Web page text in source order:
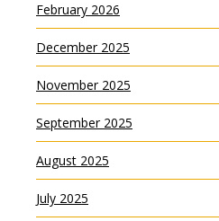
February 2026
December 2025
November 2025
September 2025
August 2025
July 2025